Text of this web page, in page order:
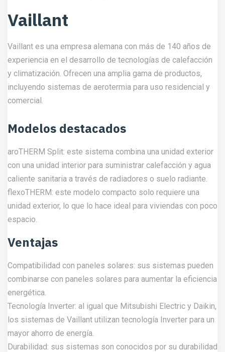
Vaillant
Vaillant es una empresa alemana con más de 140 años de
experiencia en el desarrollo de tecnologías de calefacción
y climatización. Ofrecen una amplia gama de productos,
incluyendo sistemas de aerotermia para uso residencial y
comercial.
Modelos destacados
aroTHERM Split: este sistema combina una unidad exterior
con una unidad interior para suministrar calefacción y agua
caliente sanitaria a través de radiadores o suelo radiante.
flexoTHERM: este modelo compacto solo requiere una
unidad exterior, lo que lo hace ideal para viviendas con poco
espacio.
Ventajas
Compatibilidad con paneles solares: sus sistemas pueden
combinarse con paneles solares para aumentar la eficiencia
energética.
Tecnología Inverter: al igual que Mitsubishi Electric y Daikin,
los sistemas de Vaillant utilizan tecnología Inverter para un
mayor ahorro de energía.
Durabilidad: sus sistemas son conocidos por su durabilidad